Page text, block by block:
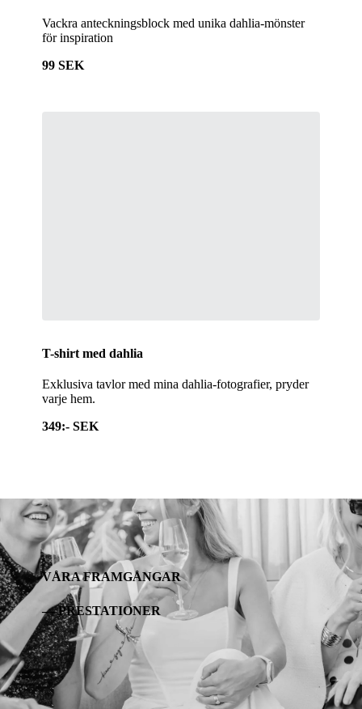
Vackra anteckningsblock med unika dahlia-mönster
för inspiration
99 SEK
T-shirt med dahlia
Exklusiva tavlor med mina dahlia-fotografier, pryder
varje hem.
349:- SEK
VÅRA FRAMGÅNGAR
— PRESTATIONER